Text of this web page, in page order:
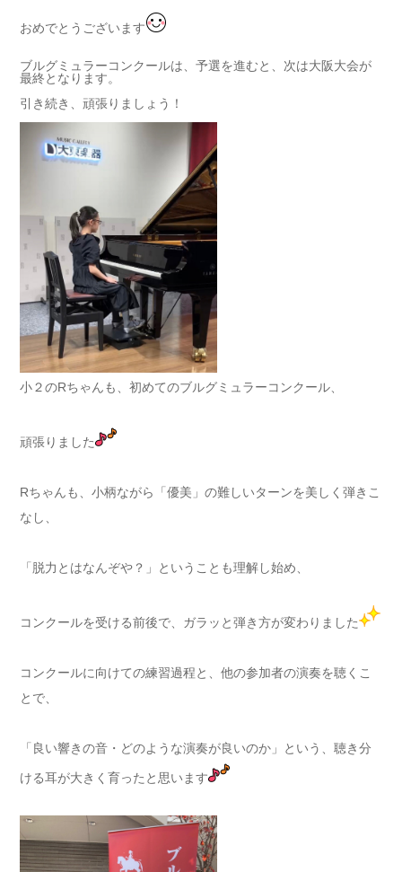
おめでとうございます
ブルグミュラーコンクールは、予選を進むと、次は大阪大会が
最終となります。
引き続き、頑張りましょう！
小２のRちゃんも、初めてのブルグミュラーコンクール、
頑張りました
Rちゃんも、小柄ながら「優美」の難しいターンを美しく弾きこ
なし、
「脱力とはなんぞや？」ということも理解し始め、
コンクールを受ける前後で、ガラッと弾き方が変わりました
コンクールに向けての練習過程と、他の参加者の演奏を聴くこ
とで、
「良い響きの音・どのような演奏が良いのか」という、聴き分
ける耳が大きく育ったと思います